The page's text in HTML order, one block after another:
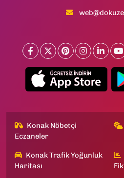
Konak Nöbetçi
Eczaneler
Konak Trafik Yoğunluk
Haritası